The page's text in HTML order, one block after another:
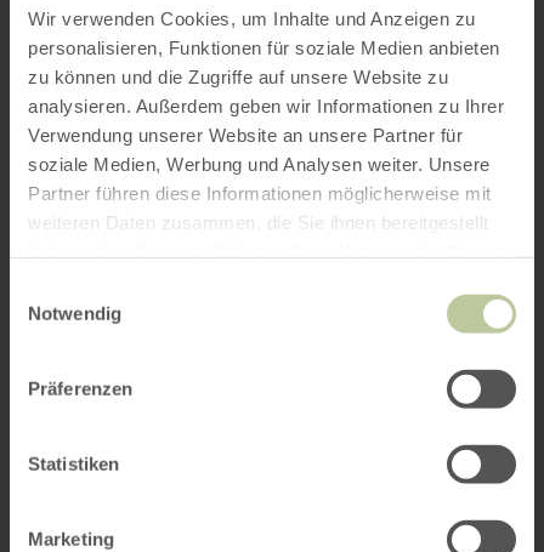
Wir verwenden Cookies, um Inhalte und Anzeigen zu
personalisieren, Funktionen für soziale Medien anbieten
zu können und die Zugriffe auf unsere Website zu
analysieren. Außerdem geben wir Informationen zu Ihrer
Verwendung unserer Website an unsere Partner für
soziale Medien, Werbung und Analysen weiter. Unsere
Partner führen diese Informationen möglicherweise mit
weiteren Daten zusammen, die Sie ihnen bereitgestellt
Notwendig
Präferenzen
Statistiken
Marketing